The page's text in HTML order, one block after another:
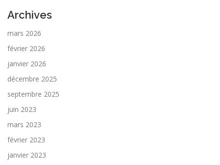
Archives
mars 2026
février 2026
janvier 2026
décembre 2025
septembre 2025
juin 2023
mars 2023
février 2023
janvier 2023